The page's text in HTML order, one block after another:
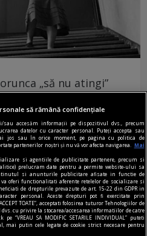
„să nu atingi”
numai pe bază de
am avut 5 ore, la copii
să rămână confidențiale
sau accesăm informații pe dispozitivul dvs., precum
datelor cu caracter personal. Puteți accepta sau
jos sau în orice moment, pe pagina cu politica de
partenerilor noștri și nu vă vor afecta navigarea.
Mai
si agentiile de publicitate partenere, precum si
prelucram date pentru a permite website-ului sa
si anunturile publicitare afisate in functie de
oferi functionalitati aferente retelelor de socializare si
de drepturile prevazute de art. 15-22 din GDPR in
personal. Aceste drepturi pot fi exercitate prin
TOATE”, acceptati folosirea tuturor Tehnologiilor de
cu privire la stocarea/accesarea informatiilor de catre
“VREAU SA MODIFIC SETARILE INDIVIDUAL” puteti
mai putin cele legate de cookie strict necesare pentru